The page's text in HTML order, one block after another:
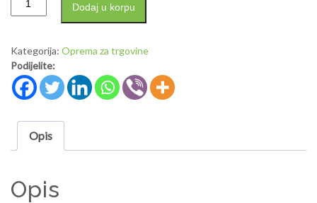
Dodaj u korpu
Kategorija: Oprema za trgovine
Podijelite:
Opis
Opis